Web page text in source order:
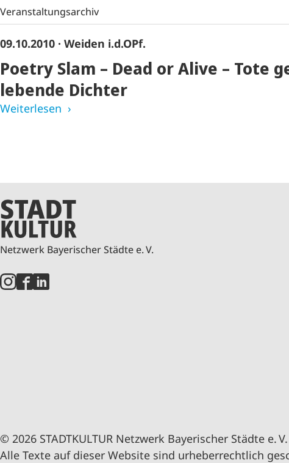
Veranstaltungsarchiv
09.10.2010 · Weiden i.d.OPf.
Poetry Slam – Dead or Alive – Tote
lebende Dichter
Weiterlesen
Netzwerk Bayerischer Städte e. V.
© 2026 STADTKULTUR Netzwerk Bayerischer Städte e. V.
Alle Texte auf dieser Website sind urheberrechtlich